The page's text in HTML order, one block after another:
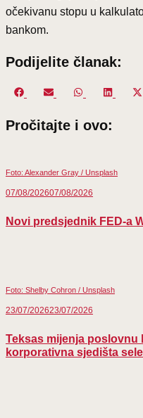
očekivanu stopu u
bankom.
Podijelite članak:
Share
Facebook
Share
Email
Share
WhatsApp
Share
Pročitajte i ovo:
Foto: Alexander Gray / Unsplash
07/08/202607/08/2026
Novi predsjednik FED-a
Foto: Shelby Cohron / Unsplash
23/07/202623/07/2026
Teksas mijenja poslovnu
korporativna sjedišta